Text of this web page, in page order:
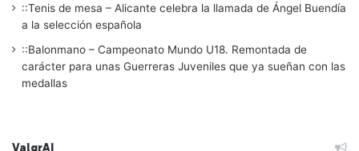
::Tenis de mesa – Alicante celebra la llamada de Ángel Buendía
a la selección española
::Balonmano – Campeonato Mundo U18. Remontada de
carácter para unas Guerreras Juveniles que ya sueñan con las
medallas
ValgrAI